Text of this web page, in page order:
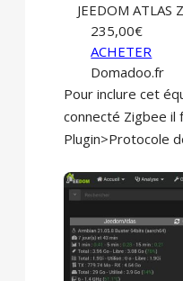
JEEDOM ATLAS
235,00€
ACHETER
Domadoo.fr
Pour inclure cet
connecté Zigbee il
Plugin>Protocole